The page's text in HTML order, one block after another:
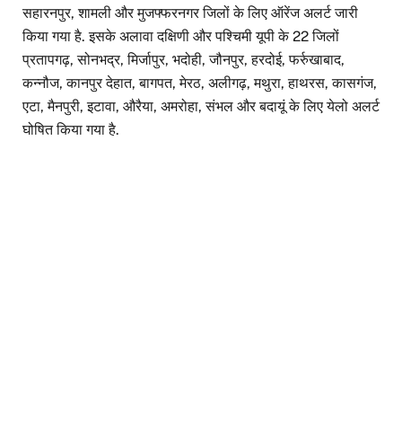
सहारनपुर, शामली और मुजफ्फरनगर जिलों के लिए ऑरेंज अलर्ट जारी
किया गया है. इसके अलावा दक्षिणी और पश्चिमी यूपी के 22 जिलों
प्रतापगढ़, सोनभद्र, मिर्जापुर, भदोही, जौनपुर, हरदोई, फर्रुखाबाद,
कन्नौज, कानपुर देहात, बागपत, मेरठ, अलीगढ़, मथुरा, हाथरस, कासगंज,
एटा, मैनपुरी, इटावा, औरैया, अमरोहा, संभल और बदायूं के लिए येलो अलर्ट
घोषित किया गया है.